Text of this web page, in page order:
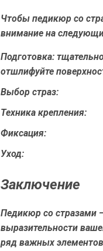
Чтобы педикюр со
внимание на
Подготовка:
отшлифуйте
Выбор страз:
Техника крепления:
Фиксация:
Уход:
Заключение
Педикюр со стразами
выразительности
ряд важных